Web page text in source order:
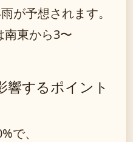
が予想されます。
南東から3〜
響するポイント
で、